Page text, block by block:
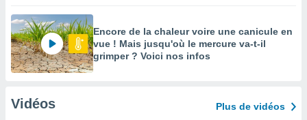
Encore de la chaleur voire une canicule en
vue ! Mais jusqu'où le mercure va-t-il
grimper ? Voici nos infos
Vidéos Plus de vidéos